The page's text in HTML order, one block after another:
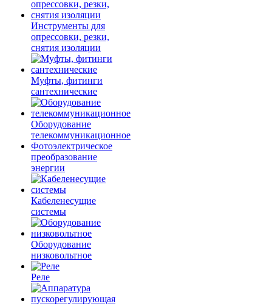
Инструменты для
опрессовки, резки,
снятия изоляции
Муфты, фитинги
сантехнические
Оборудование
телекоммуникационное
Фотоэлектрическое
преобразование
энергии
Кабеленесущие
системы
Оборудование
низковольтное
Реле